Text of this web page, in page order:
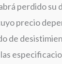
perdido su
precio
de